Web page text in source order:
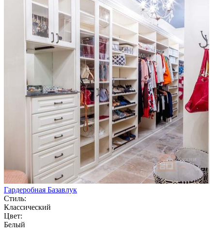
Гардеробная Базавлук
Стиль:
Классический
Цвет:
Белый